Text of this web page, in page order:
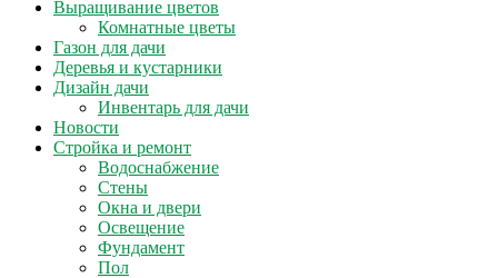
Выращивание цветов
Комнатные цветы
Газон для дачи
Деревья и кустарники
Дизайн дачи
Инвентарь для дачи
Новости
Стройка и ремонт
Водоснабжение
Стены
Окна и двери
Освещение
Фундамент
Пол